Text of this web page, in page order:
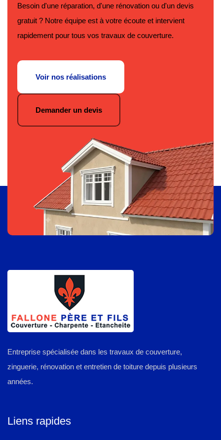
Besoin d'une réparation, d'une rénovation ou d'un devis
gratuit ? Notre équipe est à votre écoute et intervient
rapidement pour tous vos travaux de couverture.
Voir nos réalisations
Demander un devis
Entreprise spécialisée dans les travaux de couverture,
zinguerie, rénovation et entretien de toiture depuis plusieurs
années.
Liens rapides